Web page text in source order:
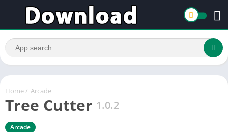
Home / Arcade
Tree Cutter 1.0.2
Arcade